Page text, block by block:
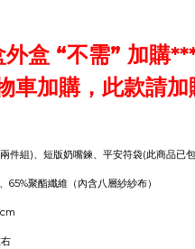
盒 “不需” 加購
車加購，此款請
件組)、短版奶嘴鍊、平安符袋(此商品已
65%聚酯纖維（內含八層紗紗布）